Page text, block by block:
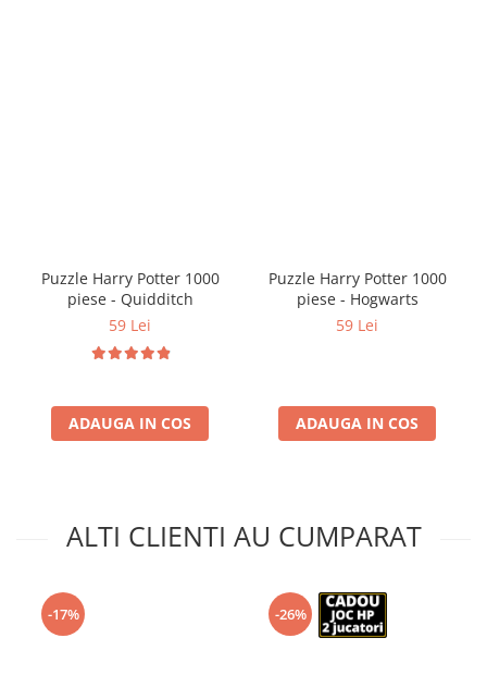
Puzzle Harry Potter 1000
piese - Quidditch
59 Lei
ADAUGA IN COS
Puzzle Harry Potter 1000
piese - Hogwarts
59 Lei
ADAUGA IN COS
ALTI CLIENTI AU CUMPARAT
-17% -26%